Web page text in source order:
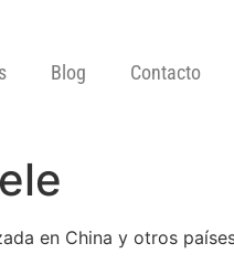
Blog Contacto
en China y otros